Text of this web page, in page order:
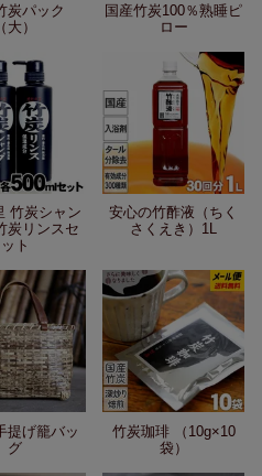
炭パック
（大）
国産竹炭100％熟睡ピ
ロー
竹炭シャン
炭リンスセ
ット
安心の竹酢液（ちく
さくえき）1L
提げ籠バッ
グ
竹炭珈琲 （10g×10
袋）